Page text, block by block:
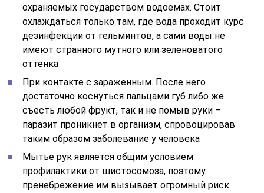
охраняемых государством водоемах. Стоит
охлаждаться только там, где вода проходит курс
дезинфекции от гельминтов, а сами воды не
имеют странного мутного или зеленоватого
оттенка
При контакте с зараженным. После него
достаточно коснуться пальцами губ либо же
съесть любой фрукт, так и не помыв руки –
паразит проникнет в организм, спровоцировав
таким образом заболевание у человека
Мытье рук является общим условием
профилактики от шистосомоза, поэтому
пренебрежение им вызывает огромный риск